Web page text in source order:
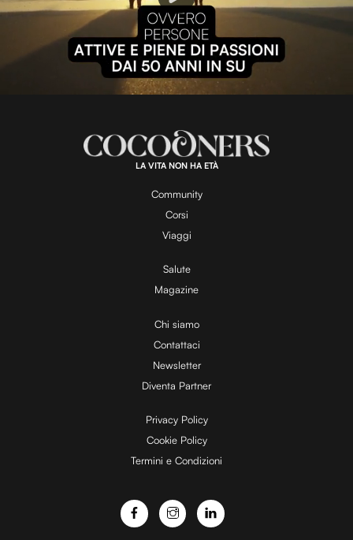
P
l
a
y
V
i
d
e
o
:
1
0
0
.
0
LA VITA NON HA ETÀ
Community
Corsi
Viaggi
Salute
Magazine
Chi siamo
Contattaci
Newsletter
Diventa Partner
Privacy Policy
Cookie Policy
Termini e Condizioni